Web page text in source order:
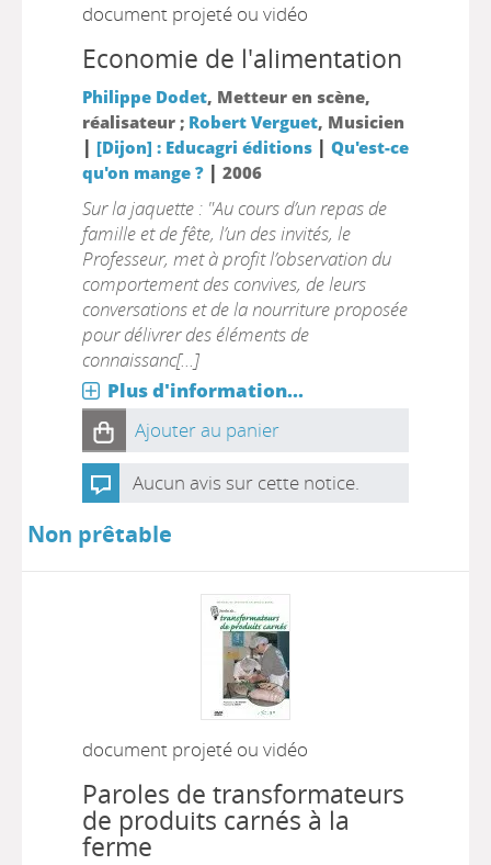
document projeté ou vidéo
Economie de l'alimentation
Philippe Dodet, Metteur en scène,
réalisateur ; Robert Verguet, Musicien
| [Dijon] : Educagri éditions| Qu'est-ce
qu'on mange ?| 2006
Sur la jaquette : "Au cours d’un repas de
famille et de fête, l’un des invités, le
Professeur, met à profit l’observation du
comportement des convives, de leurs
conversations et de la nourriture proposée
pour délivrer des éléments de
connaissanc[...]
Plus d'information...
Ajouter au panier
Aucun avis sur cette notice.
Non prêtable
document projeté ou vidéo
Paroles de transformateurs
de produits carnés à la
ferme